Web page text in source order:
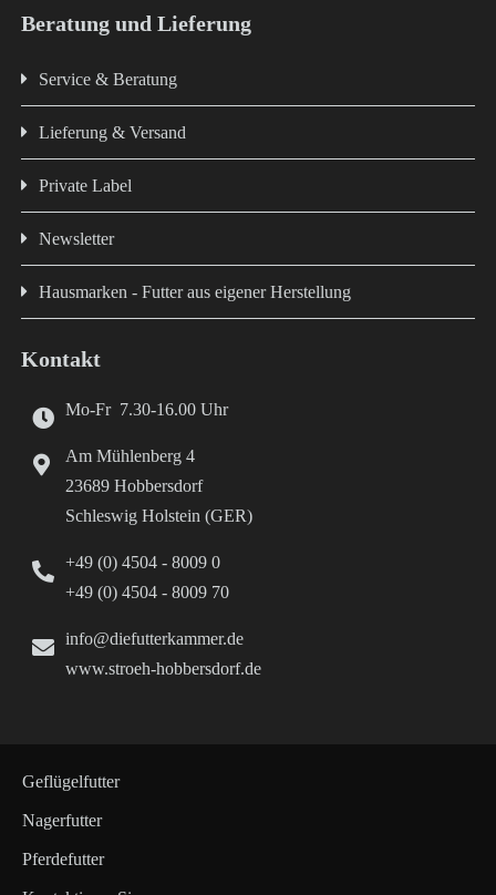
Beratung und Lieferung
Service & Beratung
Lieferung & Versand
Private Label
Newsletter
Hausmarken - Futter aus eigener Herstellung
Kontakt
Mo-Fr 7.30-16.00 Uhr
Am Mühlenberg 4
23689 Hobbersdorf
Schleswig Holstein (GER)
+49 (0) 4504 - 8009 0
+49 (0) 4504 - 8009 70
info@diefutterkammer.de
www.stroeh-hobbersdorf.de
Geflügelfutter
Nagerfutter
Pferdefutter